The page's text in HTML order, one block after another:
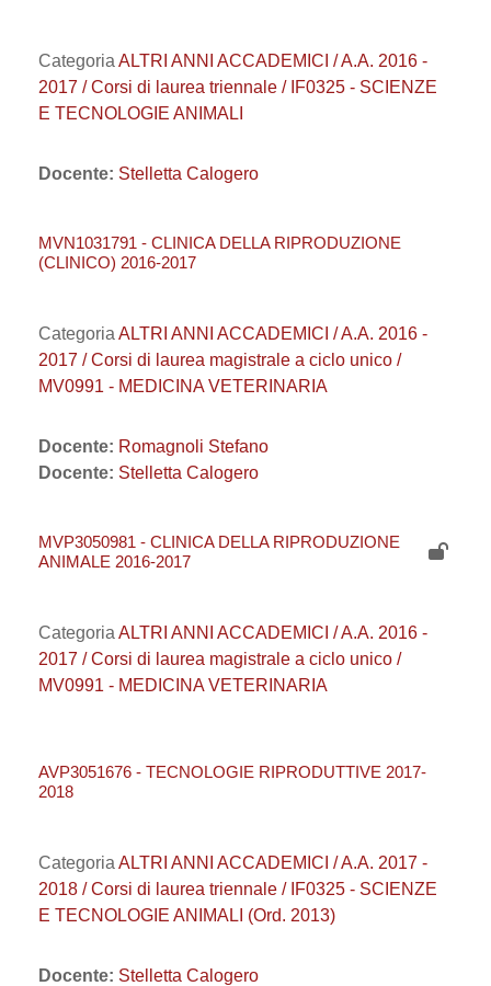
Categoria ALTRI ANNI ACCADEMICI / A.A. 2016 -
2017 / Corsi di laurea triennale / IF0325 - SCIENZE
E TECNOLOGIE ANIMALI
Docente: Stelletta Calogero
MVN1031791 - CLINICA DELLA RIPRODUZIONE
(CLINICO) 2016-2017
Categoria ALTRI ANNI ACCADEMICI / A.A. 2016 -
2017 / Corsi di laurea magistrale a ciclo unico /
MV0991 - MEDICINA VETERINARIA
Docente: Romagnoli Stefano
Docente: Stelletta Calogero
MVP3050981 - CLINICA DELLA RIPRODUZIONE
ANIMALE 2016-2017
Categoria ALTRI ANNI ACCADEMICI / A.A. 2016 -
2017 / Corsi di laurea magistrale a ciclo unico /
MV0991 - MEDICINA VETERINARIA
AVP3051676 - TECNOLOGIE RIPRODUTTIVE 2017-
2018
Categoria ALTRI ANNI ACCADEMICI / A.A. 2017 -
2018 / Corsi di laurea triennale / IF0325 - SCIENZE
E TECNOLOGIE ANIMALI (Ord. 2013)
Docente: Stelletta Calogero